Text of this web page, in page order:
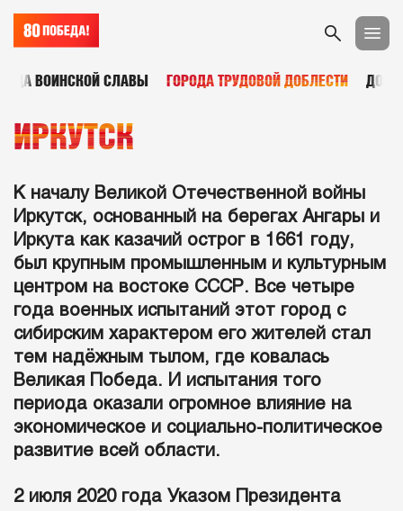
ВОИНСКОЙ СЛАВЫ ГОРОДА ТРУДОВОЙ ДОБЛЕСТИ
ИРКУТСК
К началу Великой Отечественной войны
Иркутск, основанный на берегах Ангары и
Иркута как казачий острог в 1661 году,
был крупным промышленным и культурным
центром на востоке СССР. Все четыре
года военных испытаний этот город с
сибирским характером его жителей стал
тем надёжным тылом, где ковалась
Великая Победа. И испытания того
периода оказали огромное влияние на
экономическое и социально-политическое
развитие всей области.
2 июля 2020 года Указом Президента